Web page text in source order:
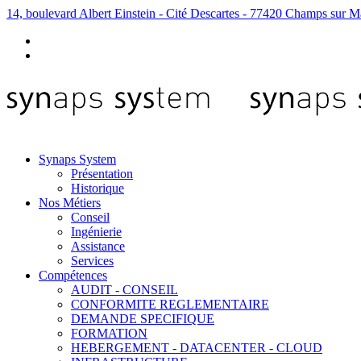
14, boulevard Albert Einstein - Cité Descartes - 77420 Champs sur
Synaps System
Présentation
Historique
Nos Métiers
Conseil
Ingénierie
Assistance
Services
Compétences
AUDIT - CONSEIL
CONFORMITE REGLEMENTAIRE
DEMANDE SPECIFIQUE
FORMATION
HEBERGEMENT - DATACENTER - CLOUD